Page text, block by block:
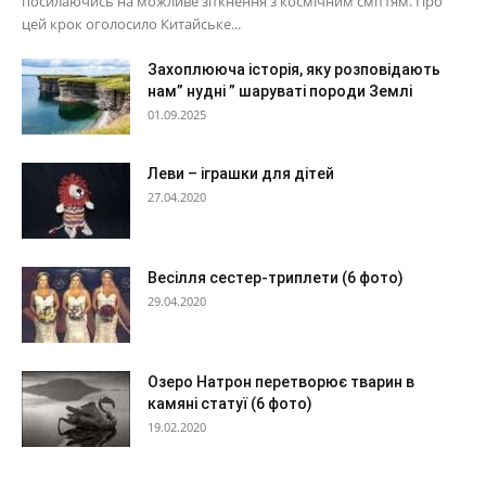
цей крок оголосило Китайське...
Захоплююча історія, яку розповідають
нам” нудні ” шаруваті породи Землі
01.09.2025
Леви – іграшки для дітей
27.04.2020
Весілля сестер-триплети (6 фото)
29.04.2020
Озеро Натрон перетворює тварин в
камяні статуї (6 фото)
19.02.2020